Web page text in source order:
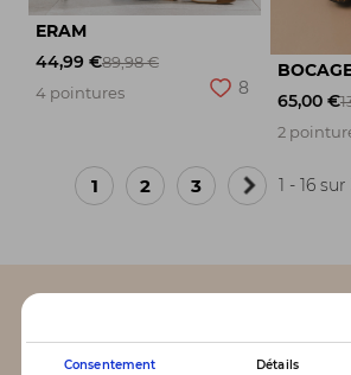
Consentement Détails
ERAM
44,99 €89,98 €
4 pointures
8
65,00 €
2
1 2 3
Page
1 - 16
CLAQUETTES MARKET